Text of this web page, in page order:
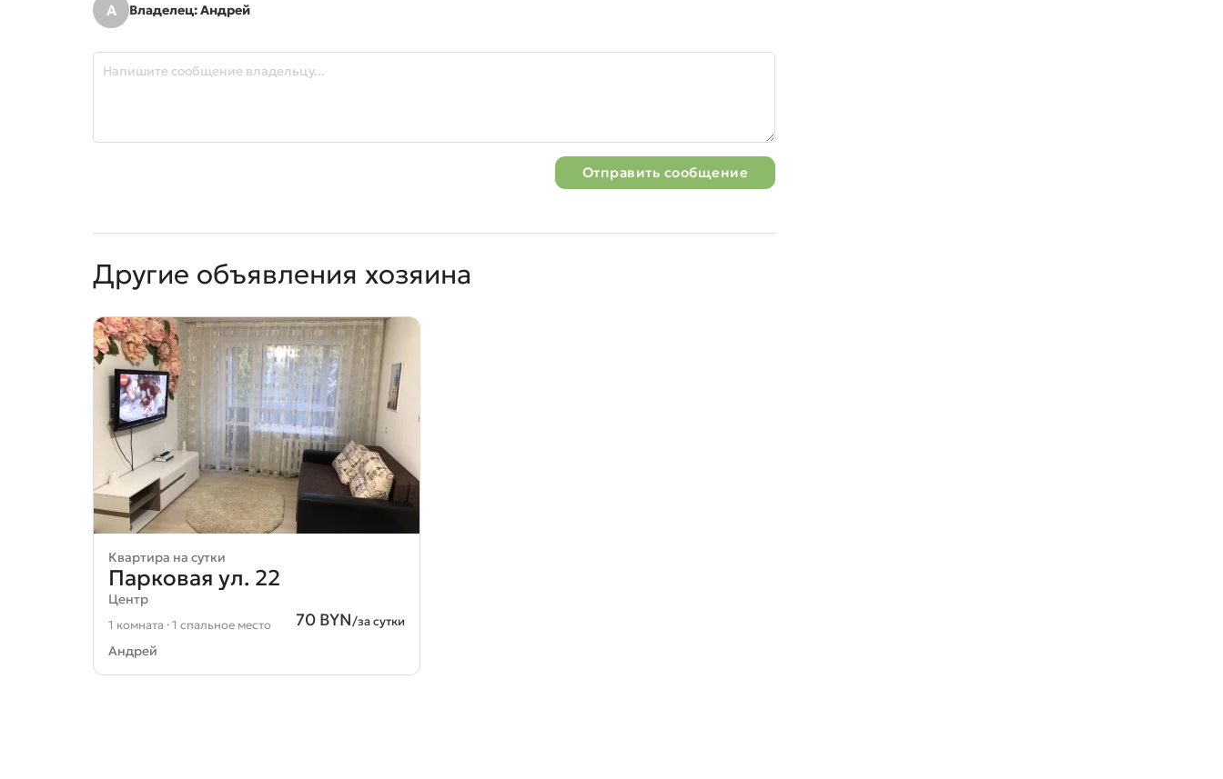
А Владелец: Андрей
Отправить сообщение
Другие объявления хозяина
Квартира на сутки
Парковая ул. 22
Центр
70 BYN/за сутки
1 комната · 1 спальное место
Андрей